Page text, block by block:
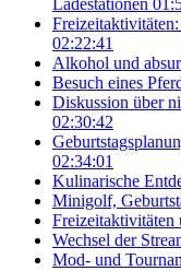
Ladestationen
02:22:41
Alkohol und
Besuch eines
Diskussion über
02:30:42
02:34:01
Kulinarische
Minigolf,
Freizeitaktivitäten
Wechsel der
Mod- und